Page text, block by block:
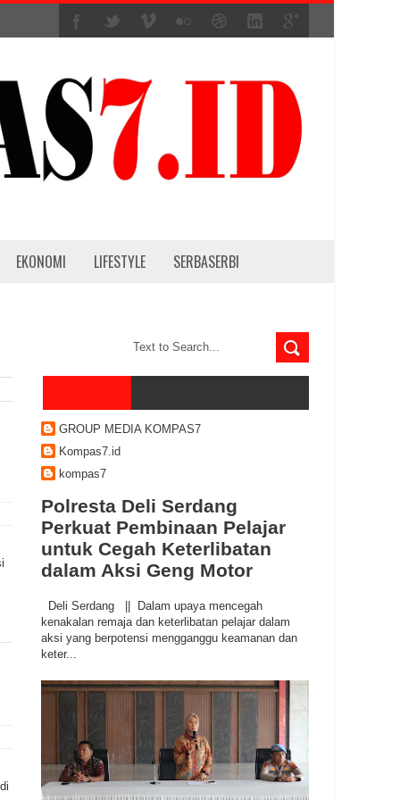
EKONOMI LIFESTYLE SERBASERBI
GROUP MEDIA KOMPAS7
Kompas7.id
kompas7
Polresta Deli Serdang
Perkuat Pembinaan Pelajar
untuk Cegah Keterlibatan
dalam Aksi Geng Motor
Deli Serdang || Dalam upaya mencegah
kenakalan remaja dan keterlibatan pelajar dalam
aksi yang berpotensi mengganggu keamanan dan
keter...